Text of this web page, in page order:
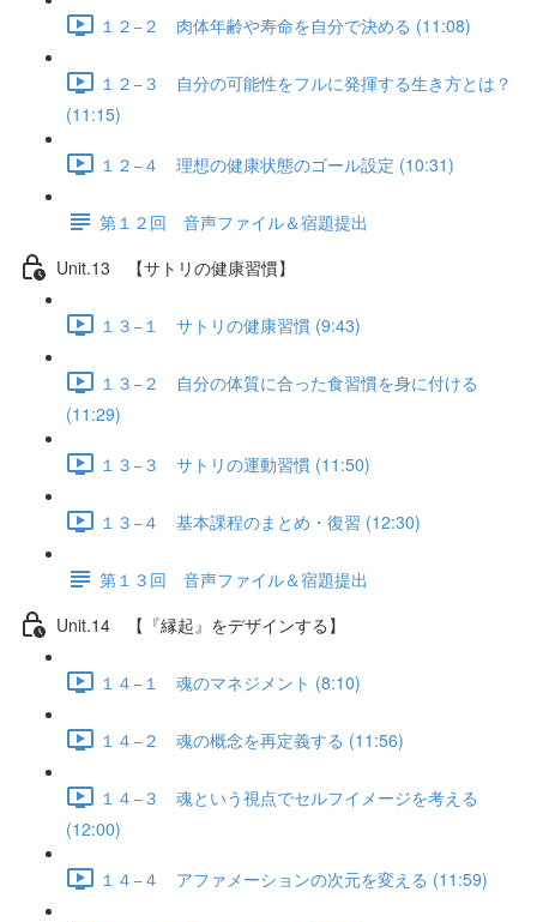
１２−２ 肉体年齢や寿命を自分で決める (11:08)
１２−３ 自分の可能性をフルに発揮する生き方とは？
(11:15)
１２−４ 理想の健康状態のゴール設定 (10:31)
第１２回 音声ファイル＆宿題提出
Unit.13 【サトリの健康習慣】
１３−１ サトリの健康習慣 (9:43)
１３−２ 自分の体質に合った食習慣を身に付ける
(11:29)
１３−３ サトリの運動習慣 (11:50)
１３−４ 基本課程のまとめ・復習 (12:30)
第１３回 音声ファイル＆宿題提出
Unit.14 【『縁起』をデザインする】
１４−１ 魂のマネジメント (8:10)
１４−２ 魂の概念を再定義する (11:56)
１４−３ 魂という視点でセルフイメージを考える
(12:00)
１４−４ アファメーションの次元を変える (11:59)